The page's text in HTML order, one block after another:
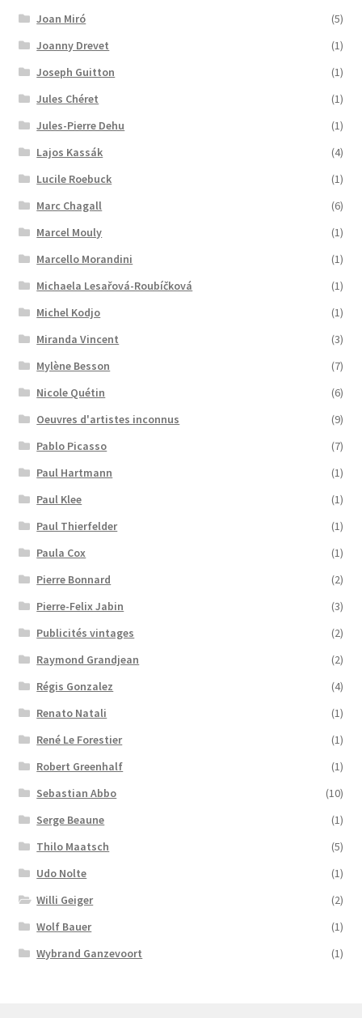
Joan Miró
(5)
Joanny Drevet
(1)
Joseph Guitton
(1)
Jules Chéret
(1)
Jules-Pierre Dehu
(1)
Lajos Kassák
(4)
Lucile Roebuck
(1)
Marc Chagall
(6)
Marcel Mouly
(1)
Marcello Morandini
(1)
Michaela Lesařová-Roubíčková
(1)
Michel Kodjo
(1)
Miranda Vincent
(3)
Mylène Besson
(7)
Nicole Quétin
(6)
Oeuvres d'artistes inconnus
(9)
Pablo Picasso
(7)
Paul Hartmann
(1)
Paul Klee
(1)
Paul Thierfelder
(1)
Paula Cox
(1)
Pierre Bonnard
(2)
Pierre-Felix Jabin
(3)
Publicités vintages
(2)
Raymond Grandjean
(2)
Régis Gonzalez
(4)
Renato Natali
(1)
René Le Forestier
(1)
Robert Greenhalf
(1)
Sebastian Abbo
(10)
Serge Beaune
(1)
Thilo Maatsch
(5)
Udo Nolte
(1)
Willi Geiger
(2)
Wolf Bauer
(1)
Wybrand Ganzevoort
(1)